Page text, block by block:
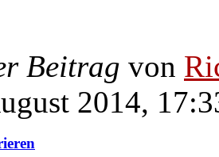
Beitrag von
2014,